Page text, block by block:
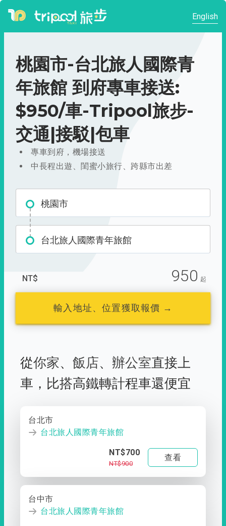
English
桃園市-台北旅人國際青
年旅館 到府專車接送:
$950/車-Tripool旅步-
交通|接駁|包車
專車到府，機場接送
中長程出遊、閨蜜小旅行、跨縣市出差
桃園市
台北旅人國際青年旅館
NT$ 950 起
輸入地址、位置獲取報價 →
從你家、 飯店、 辦公室直接上
車， 比搭高鐵轉計程車還便宜
台北市
台北旅人國際青年旅館
NT$700
NT$900
查看
台中市
台北旅人國際青年旅館